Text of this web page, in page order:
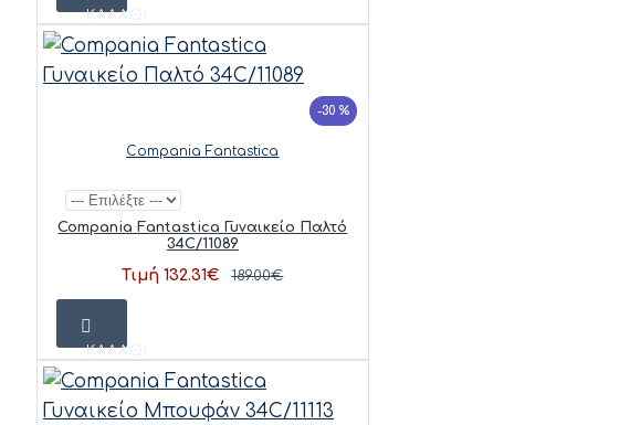
ΚΑΛΆΘΙ
-30 %
Compania Fantastica
Compania Fantastica Γυναικείο Παλτό
34C/11089
Τιμή 132.31€ 189.00€
ΚΑΛΆΘΙ